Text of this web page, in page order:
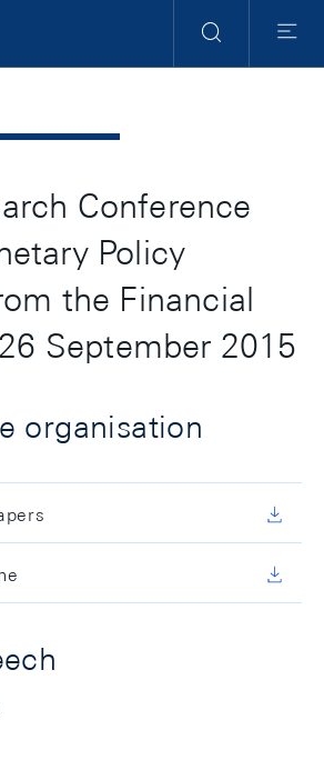
Navigation
RechercheMenu
Conference
Policy
the Financial
September 2015
organisation